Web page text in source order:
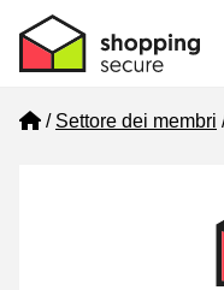
Home
Settore dei membri